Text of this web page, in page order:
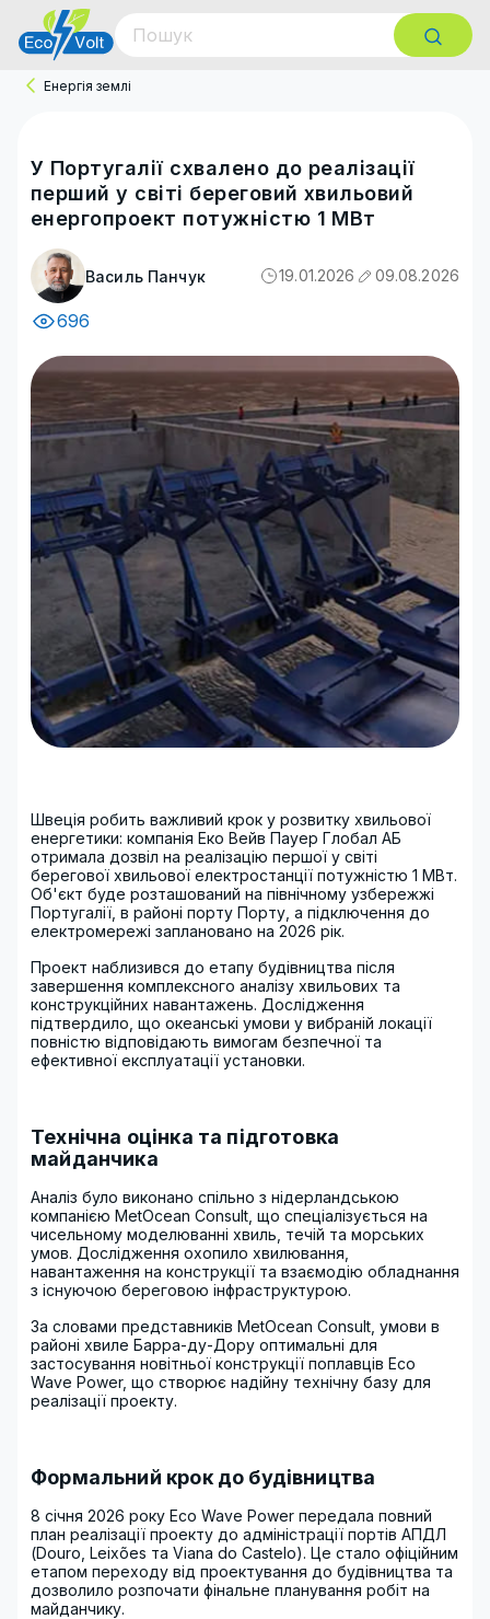
Енергія землі
У Португалії схвалено до реалізації
перший у світі береговий хвильовий
енергопроект потужністю 1 МВт
Василь Панчук 19.01.2026 09.08.2026
696
Швеція робить важливий крок у розвитку хвильової
енергетики: компанія Еко Вейв Пауер Глобал АБ
отримала дозвіл на реалізацію першої у світі
берегової хвильової електростанції потужністю 1 МВт.
Об'єкт буде розташований на північному узбережжі
Португалії, в районі порту Порту, а підключення до
електромережі заплановано на 2026 рік.
Проект наблизився до етапу будівництва після
завершення комплексного аналізу хвильових та
конструкційних навантажень. Дослідження
підтвердило, що океанські умови у вибраній локації
повністю відповідають вимогам безпечної та
ефективної експлуатації установки.
Технічна оцінка та підготовка
майданчика
Аналіз було виконано спільно з нідерландською
компанією MetOcean Consult, що спеціалізується на
чисельному моделюванні хвиль, течій та морських
умов. Дослідження охопило хвилювання,
навантаження на конструкції та взаємодію обладнання
з існуючою береговою інфраструктурою.
За словами представників MetOcean Consult, умови в
районі хвиле Барра-ду-Дору оптимальні для
застосування новітньої конструкції поплавців Eco
Wave Power, що створює надійну технічну базу для
реалізації проекту.
Формальний крок до будівництва
8 січня 2026 року Eco Wave Power передала повний
план реалізації проекту до адміністрації портів АПДЛ
(Douro, Leixões та Viana do Castelo). Це стало офіційним
етапом переходу від проектування до будівництва та
дозволило розпочати фінальне планування робіт на
майданчику.